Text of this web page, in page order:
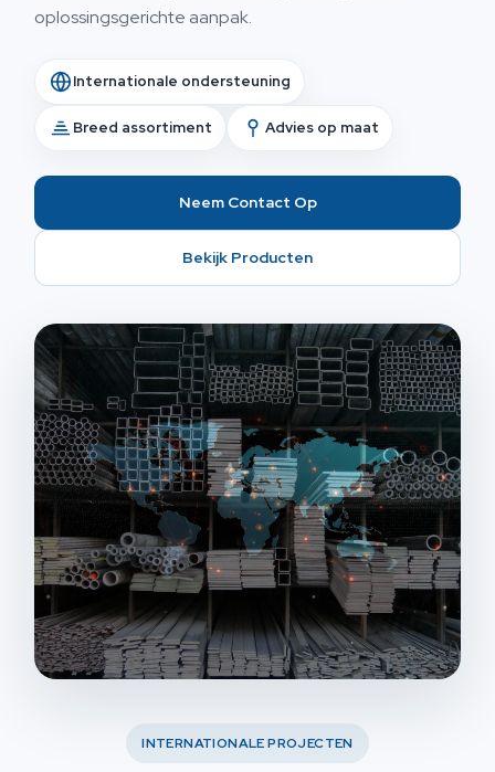
oplossingsgerichte aanpak.
Internationale ondersteuning
Breed assortiment Advies op maat
Neem Contact Op
Bekijk Producten
INTERNATIONALE PROJECTEN